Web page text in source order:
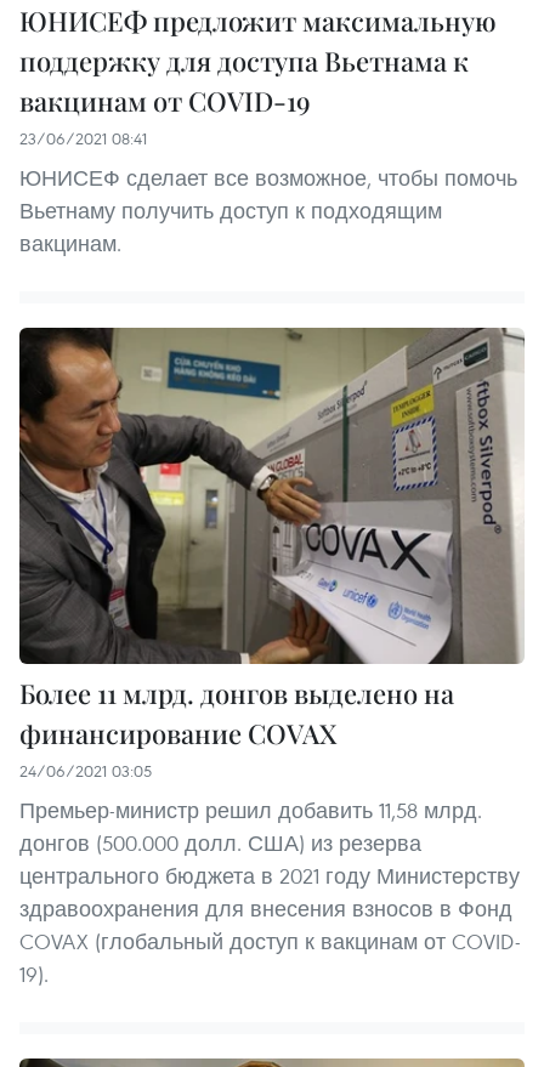
ЮНИСЕФ предложит максимальную
поддержку для доступа Вьетнама к
вакцинам от COVID-19
23/06/2021 08:41
ЮНИСЕФ сделает все возможное, чтобы помочь
Вьетнаму получить доступ к подходящим
вакцинам.
Более 11 млрд. донгов выделено на
финансирование COVAX
24/06/2021 03:05
Премьер-министр решил добавить 11,58 млрд.
донгов (500.000 долл. США) из резерва
центрального бюджета в 2021 году Министерству
здравоохранения для внесения взносов в Фонд
COVAX (глобальный доступ к вакцинам от COVID-
19).